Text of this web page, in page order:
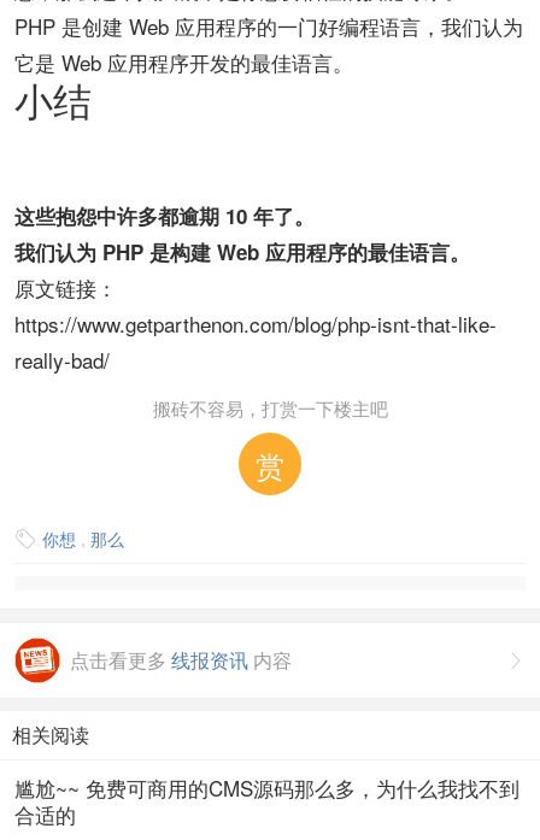
PHP 是创建 Web 应用程序的一门好编程语言，我们认为
它是 Web 应用程序开发的最佳语言。
小结
这些抱怨中许多都逾期 10 年了。
我们认为 PHP 是构建 Web 应用程序的最佳语言。
原文链接：
https://www.getparthenon.com/blog/php-isnt-that-like-
really-bad/
搬砖不容易，打赏一下楼主吧
赏
 你想 , 那么

点击看更多 线报资讯 内容
相关阅读
尴尬~~ 免费可商用的CMS源码那么多，为什么我找不到
合适的